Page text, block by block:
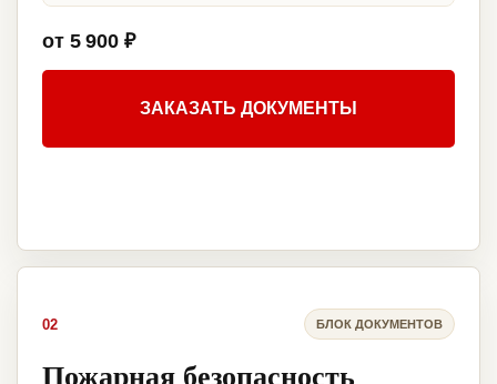
от 5 900 ₽
ЗАКАЗАТЬ ДОКУМЕНТЫ
02 БЛОК ДОКУМЕНТОВ
Пожарная безопасность